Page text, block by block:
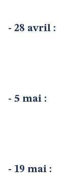
- 28 avril :
- 5 mai :
- 19 mai :